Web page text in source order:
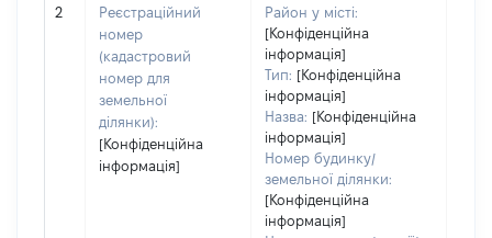
2
Реєстраційний
номер
(кадастровий
номер для
земельної
ділянки):
[Конфіденційна
інформація]
Район у місті:
[Конфіденційна
інформація]
Тип: [Конфіденційна
інформація]
Назва: [Конфіденційна
інформація]
Номер будинку/
земельної ділянки:
[Конфіденційна
інформація]